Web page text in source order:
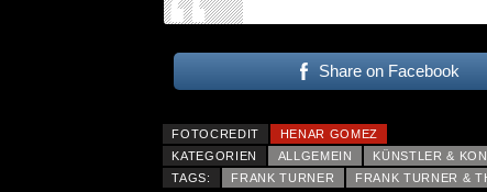
Share on Facebook
FOTOCREDIT
HENAR GOMEZ
KATEGORIEN
ALLGEMEIN KÜNSTLER &
TAGS:
FRANK TURNER FRANK TURNER &